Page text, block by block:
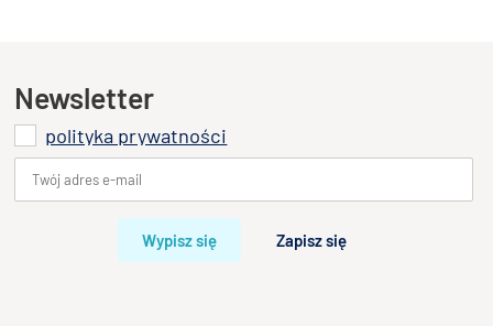
Dodaj opinię o produkcie
Twoja ocena
Newsletter
polityka prywatności
Wypisz się Zapisz się